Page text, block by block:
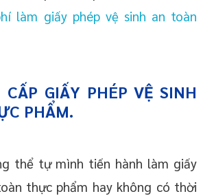
làm giấy phép vệ sinh an toàn
GIẤY PHÉP VỆ SINH
PHẨM.
thể tự mình tiến hành làm giấy
thực phẩm hay không có thời